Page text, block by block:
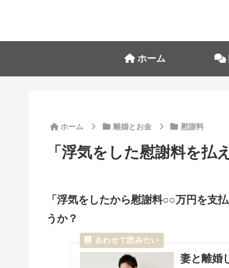
ホーム
ホーム 離婚とお金 慰謝料
「浮気をした慰謝料を払
「浮気をしたから慰謝料○○万円を支
うか？
妻と離婚